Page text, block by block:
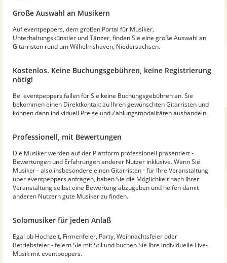
Große Auswahl an Musikern
Auf eventpeppers, dem großen Portal für Musiker,
Unterhaltungskünstler und Tänzer, finden Sie eine große Auswahl an
Gitarristen rund um Wilhelmshaven, Niedersachsen.
Kostenlos. Keine Buchungsgebühren, keine Registrierung
nötig!
Bei eventpeppers fallen für Sie keine Buchungsgebühren an. Sie
bekommen einen Direktkontakt zu Ihren gewünschten Gitarristen und
können dann individuell Preise und Zahlungsmodalitäten aushandeln.
Professionell, mit Bewertungen
Die Musiker werden auf der Plattform professionell präsentiert -
Bewertungen und Erfahrungen anderer Nutzer inklusive. Wenn Sie
Musiker - also insbesondere einen Gitarristen - für Ihre Veranstaltung
über eventpeppers anfragen, haben Sie die Möglichkeit nach Ihrer
Veranstaltung selbst eine Bewertung abzugeben und helfen damit
anderen Nutzern gute Musiker zu finden.
Solomusiker für jeden Anlaß
Egal ob Hochzeit, Firmenfeier, Party, Weihnachtsfeier oder
Betriebsfeier - feiern Sie mit Stil und buchen Sie Ihre individuelle Live-
Musik mit eventpeppers.